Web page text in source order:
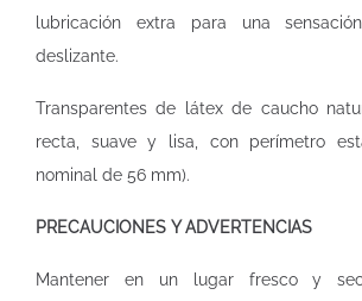
lubricación extra para una
deslizante.
Transparentes de látex de caucho
recta, suave y lisa, con perímetro
nominal de 56 mm).
PRECAUCIONES Y ADVERTENCIAS
Mantener en un lugar fresco y